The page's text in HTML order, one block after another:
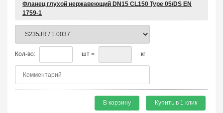
Фланец глухой нержавеющий DN15 CL150 Type 05/DS EN
1759-1
Кол-во: шт = кг
В корзину Купить в 1 клик